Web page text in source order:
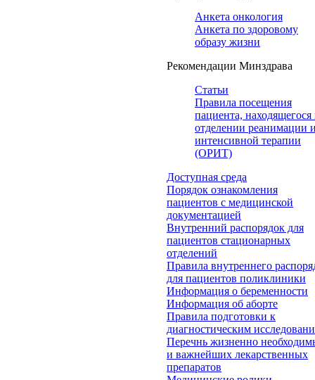
Анкета онкология
Анкета по здоровому
образу жизни
Рекомендации Минздрава
Статьи
Правила посещения
пациента, находящегося
отделении реанимации и
интенсивной терапии
(ОРИТ)
Доступная среда
Порядок ознакомления
пациентов с медицинской
документацией
Внутренний распорядок для
пациентов стационарных
отделений
Правила внутреннего
для пациентов поликлиники
Информация о беременности
Информация об аборте
Правила подготовки к
диагностическим
Перечнь жизненно
и важнейших лекарственных
препаратов